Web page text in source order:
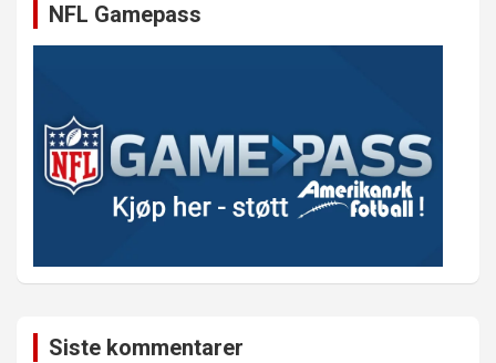
NFL Gamepass
Siste kommentarer